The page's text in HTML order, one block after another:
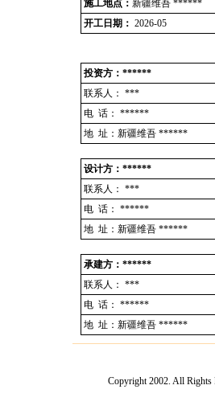
施工地点： 新疆维吾 ******
开工日期： 2026-05
投资方：******
联系人： ***
电 话： ******
地 址：新疆维吾 ******
设计方：******
联系人： ***
电 话： ******
地 址：新疆维吾 ******
承建方：******
联系人： ***
电 话： ******
地 址：新疆维吾 ******
Copyright 2002. All